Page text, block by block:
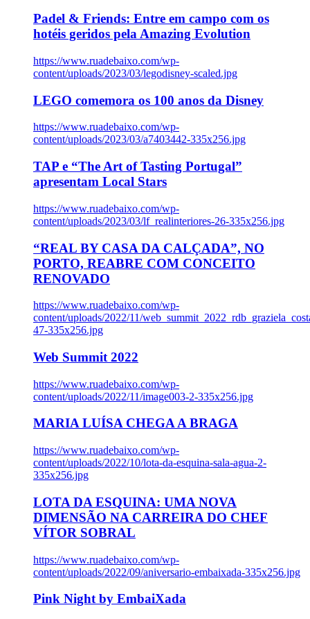
Padel & Friends: Entre em campo com os
hotéis geridos pela Amazing Evolution
https://www.ruadebaixo.com/wp-
content/uploads/2023/03/legodisney-scaled.jpg
LEGO comemora os 100 anos da Disney
https://www.ruadebaixo.com/wp-
content/uploads/2023/03/a7403442-335x256.jpg
TAP e “The Art of Tasting Portugal”
apresentam Local Stars
https://www.ruadebaixo.com/wp-
content/uploads/2023/03/lf_realinteriores-26-335x256.jpg
“REAL BY CASA DA CALÇADA”, NO
PORTO, REABRE COM CONCEITO
RENOVADO
https://www.ruadebaixo.com/wp-
content/uploads/2022/11/
47-335x256.jpg
Web Summit 2022
https://www.ruadebaixo.com/wp-
content/uploads/2022/11/image003-2-335x256.jpg
MARIA LUÍSA CHEGA A BRAGA
https://www.ruadebaixo.com/wp-
content/uploads/2022/10/lota-da-esquina-sala-agua-2-
335x256.jpg
LOTA DA ESQUINA: UMA NOVA
DIMENSÃO NA CARREIRA DO CHEF
VÍTOR SOBRAL
https://www.ruadebaixo.com/wp-
content/uploads/2022/09/aniversario-embaixada-335x256.jpg
Pink Night by EmbaiXada